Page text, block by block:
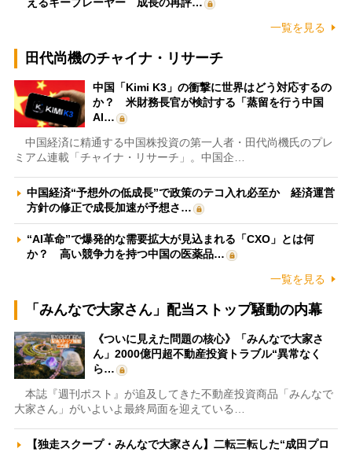
えるキープレーヤー 成長の再評…
一覧を見る
田代尚機のチャイナ・リサーチ
中国「Kimi K3」の衝撃に世界はどう対応するの
か？ 米財務長官が検討する「蒸留を行う中国
AI…
中国経済に精通する中国株投資の第一人者・田代尚機氏のプレ
ミアム連載「チャイナ・リサーチ」。中国企…
中国経済“予想外の低成長”で政策のテコ入れ必至か 経済運営
方針の修正で成長加速が予想さ…
“AI革命”で爆発的な需要拡大が見込まれる「CXO」とは何
か？ 高い競争力を持つ中国の医薬品…
一覧を見る
「みんなで大家さん」配当ストップ騒動の内幕
《ついに見えた問題の核心》「みんなで大家さ
ん」2000億円超不動産投資トラブル“異常なく
ら…
本誌『週刊ポスト』が追及してきた不動産投資商品「みんなで
大家さん」がいよいよ最終局面を迎えている…
【独走スクープ・みんなで大家さん】二転三転した“成田プロ